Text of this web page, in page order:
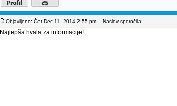
Objavljeno: Čet Dec 11, 2014 2:55 pm Naslov sporočila:
Najlepša hvala za informacije!